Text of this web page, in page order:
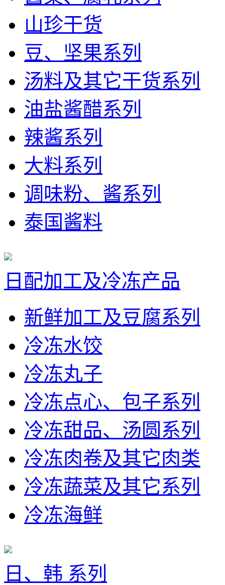
山珍干货
豆、坚果系列
汤料及其它干货系列
油盐酱醋系列
辣酱系列
大料系列
调味粉、酱系列
泰国酱料
日配加工及冷冻产品
新鲜加工及豆腐系列
冷冻水饺
冷冻丸子
冷冻点心、包子系列
冷冻甜品、汤圆系列
冷冻肉卷及其它肉类
冷冻蔬菜及其它系列
冷冻海鲜
日、韩 系列